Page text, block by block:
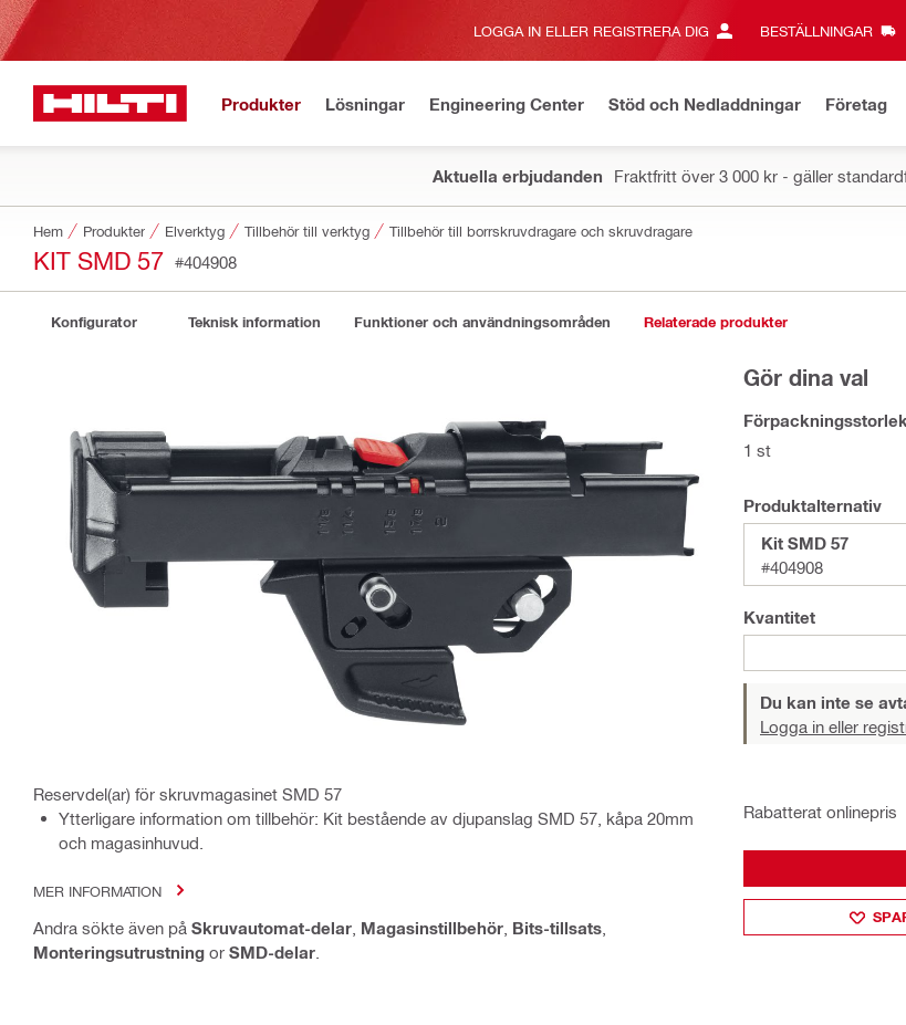
LOGGA IN ELLER REGISTRERA DIG BESTÄLLNINGAR
Produkter Lösningar Engineering Center Stöd och Nedladdningar Företag
Aktuella erbjudanden Fraktfritt över 3 000 kr - gäller
Hem Produkter Elverktyg Tillbehör till verktyg Tillbehör till borrskruvdragare och skruvdragare
KIT SMD 57 #404908
Konfigurator Teknisk information Funktioner och användningsområden Relaterade produkter
Reservdel(ar) för skruvmagasinet SMD 57
Ytterligare information om tillbehör: Kit bestående av djupanslag SMD 57, kåpa 20mm
och magasinhuvud.
MER INFORMATION
Andra sökte även på Skruvautomat-delar Magasinstillbehör Bits-tillsats
Monteringsutrustning or SMD-delar
Gör dina val
Förpackningsstorlek
1 st
Produktalternativ
Kit SMD 57
#404908
Kvantitet
Du kan inte se
Logga in eller
Rabatterat onlinepris